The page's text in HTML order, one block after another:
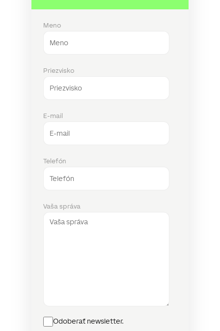
Meno
Priezvisko
E-mail
Telefón
Vaša správa
Newsletter
Odoberať newsletter.